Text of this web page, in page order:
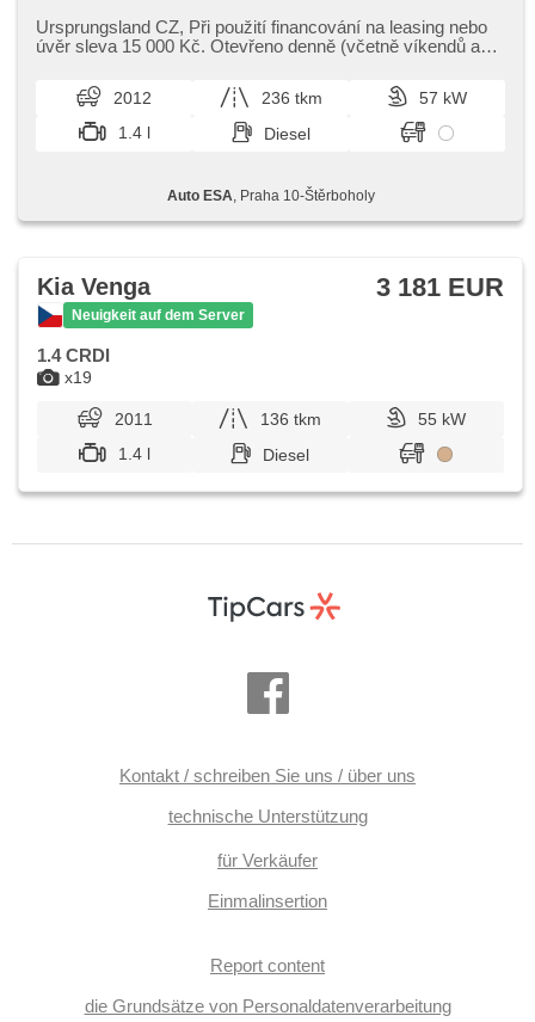
Stabilitätsprogramm (ESP), Nebelscheinwerfer, ABS,
Antriebsschlupfregelung (ASR), isofix,
Ursprungsland CZ,​ Při použití financování na leasing nebo
úvěr sleva 15 000 Kč. Otevřeno denně (včetně víkendů a
2012 236 tkm
57 kW
1.4 l
Diesel
Auto ESA , Praha 10-Štěrboholy
x19
Kia Venga
Neuigkeit auf dem Server
3 181 EUR
1.4 CRDI
2011 136 tkm
55 kW
1.4 l
Diesel
Kontakt / schreiben Sie uns / über uns
technische Unterstützung
für Verkäufer
Einmalinsertion
Report content
die Grundsätze von Personaldatenverarbeitung